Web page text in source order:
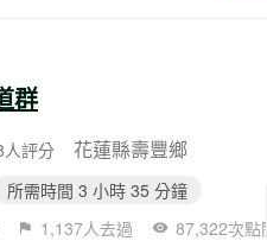
群
人評分 花蓮縣壽豐鄉
所需時間 3 小時 35 分鐘
1,137人去過 87,322次點閱